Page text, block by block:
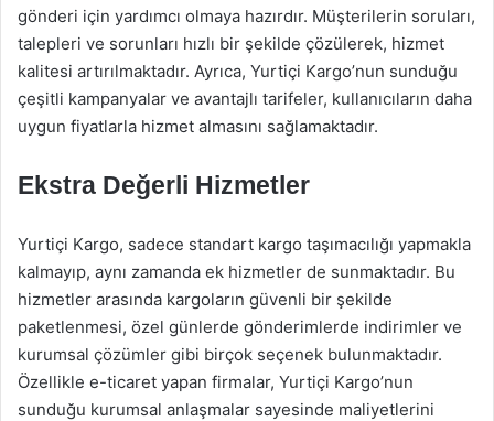
gönderi için yardımcı olmaya hazırdır. Müşterilerin soruları,
talepleri ve sorunları hızlı bir şekilde çözülerek, hizmet
kalitesi artırılmaktadır. Ayrıca, Yurtiçi Kargo’nun sunduğu
çeşitli kampanyalar ve avantajlı tarifeler, kullanıcıların daha
uygun fiyatlarla hizmet almasını sağlamaktadır.
Ekstra Değerli Hizmetler
Yurtiçi Kargo, sadece standart kargo taşımacılığı yapmakla
kalmayıp, aynı zamanda ek hizmetler de sunmaktadır. Bu
hizmetler arasında kargoların güvenli bir şekilde
paketlenmesi, özel günlerde gönderimlerde indirimler ve
kurumsal çözümler gibi birçok seçenek bulunmaktadır.
Özellikle e-ticaret yapan firmalar, Yurtiçi Kargo’nun
sunduğu kurumsal anlaşmalar sayesinde maliyetlerini